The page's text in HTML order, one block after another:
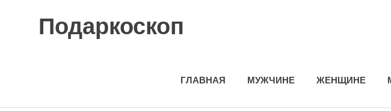
Подаркоскоп
ГЛАВНАЯ МУЖЧИНЕ ЖЕНЩИНЕ